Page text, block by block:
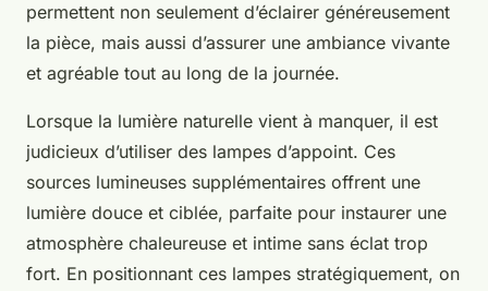
permettent non seulement d’éclairer généreusement
la pièce, mais aussi d’assurer une ambiance vivante
et agréable tout au long de la journée.
Lorsque la lumière naturelle vient à manquer, il est
judicieux d’utiliser des lampes d’appoint. Ces
sources lumineuses supplémentaires offrent une
lumière douce et ciblée, parfaite pour instaurer une
atmosphère chaleureuse et intime sans éclat trop
fort. En positionnant ces lampes stratégiquement, on